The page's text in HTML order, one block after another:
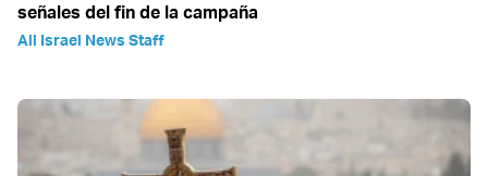
señales del fin de la campaña
All Israel News Staff